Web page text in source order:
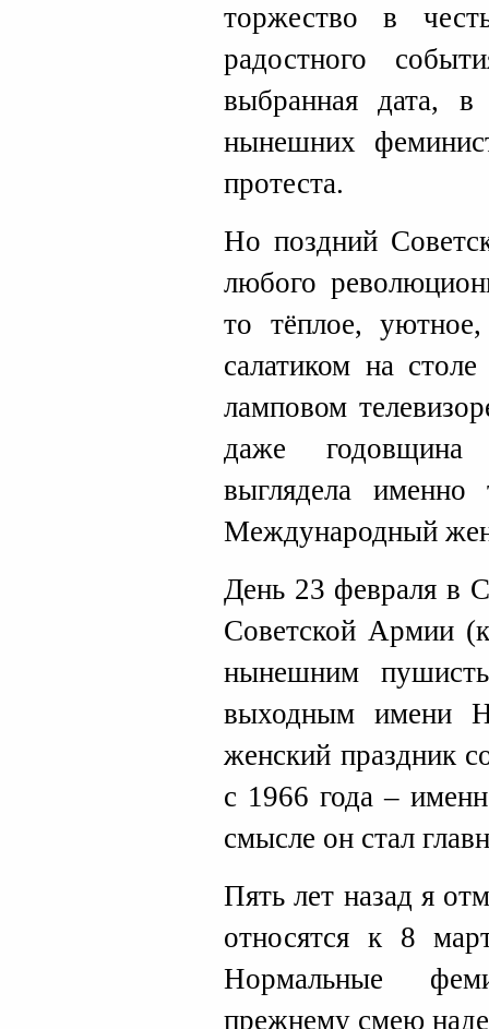
торжество в
радостного
выбранная дата,
нынешних
протеста.
Но поздний
любого
то тёплое,
салатиком на
ламповом
даже годовщина
выглядела
Международный
День 23 февраля в
Советской Армии
нынешним
выходным имени
женский праздник
с 1966 года –
смысле он стал
Пять лет назад я
относятся к 8
Нормальные
прежнему смею